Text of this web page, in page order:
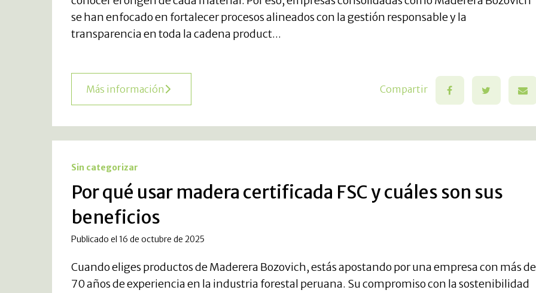
se han enfocado en fortalecer procesos alineados con la gestión responsable y la
transparencia en toda la cadena product...
Más información Compartir
Sin categorizar
Por qué usar madera certificada FSC y cuáles son sus
beneficios
Publicado el 16 de octubre de 2025
Cuando eliges productos de Maderera Bozovich, estás apostando por una empresa con más de
70 años de experiencia en la industria forestal peruana. Su compromiso con la sostenibilidad